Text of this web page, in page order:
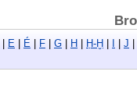
E É F G H Ḥ-Ḫ J